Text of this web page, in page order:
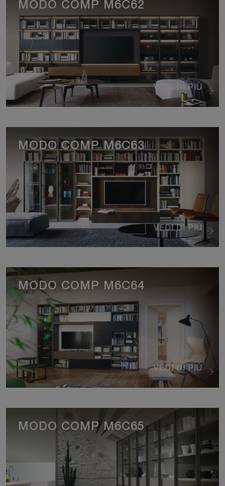
VEDI DI PIÙ
MODO COMP M6C62
VEDI DI PIÙ
MODO COMP M6C63
VEDI DI PIÙ
MODO COMP M6C64
MODO COMP M6C65